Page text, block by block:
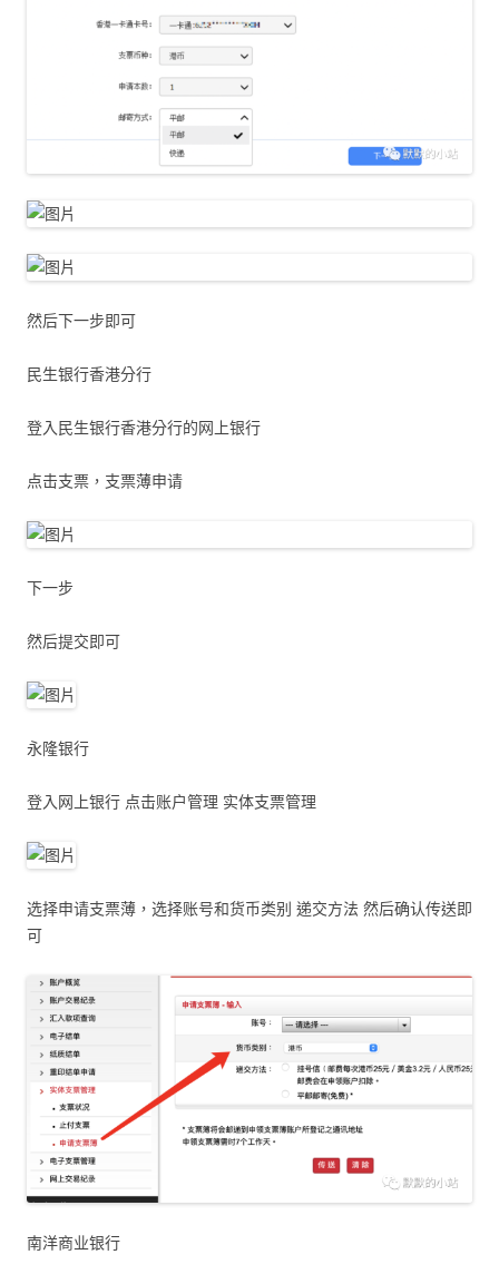
然后下一步即可
民生银行香港分行
登入民生银行香港分行的网上银行
点击支票，支票薄申请
下一步
然后提交即可
永隆银行
登入网上银行 点击账户管理 实体支票管理
选择申请支票薄，选择账号和货币类别 递交方法 然后确认传送即
可
南洋商业银行